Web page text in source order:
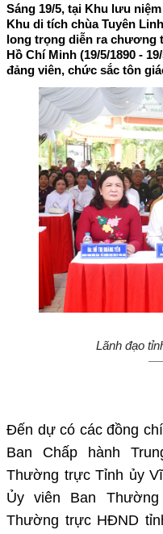
Sáng 19/5, tại Khu lưu
Khu di tích chùa Tuyên
long trọng diễn ra chương
Hồ Chí Minh (19/5/1890 -
đảng viên, chức sắc tôn
Lãnh đạo
Đến dự có các đồng
Ban Chấp hành
Thường trực Tỉnh ủy
Ủy viên Ban
Thường trực HĐND